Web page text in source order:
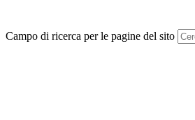
Campo di ricerca per le pagine del sito